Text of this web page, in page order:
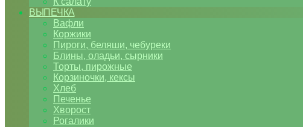
ВЫПЕЧКА
Вафли
Коржики
Пироги, беляши, чебуреки
Блины, оладьи, сырники
Торты, пирожные
Корзиночки, кексы
Хлеб
Печенье
Хворост
Рогалики